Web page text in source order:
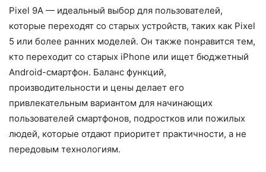
Pixel 9A — идеальный выбор для пользователей,
которые переходят со старых устройств, таких как Pixel
5 или более ранних моделей. Он также понравится тем,
кто переходит со старых iPhone или ищет бюджетный
Android-смартфон. Баланс функций,
производительности и цены делает его
привлекательным вариантом для начинающих
пользователей смартфонов, подростков или пожилых
людей, которые отдают приоритет практичности, а не
передовым технологиям.